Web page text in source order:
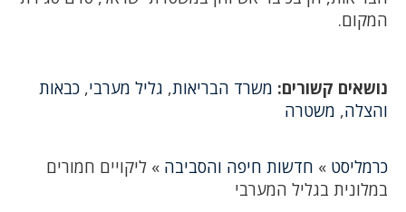
המקום.
נושאים קשורים: משרד הבריאות, גליל מערבי, כבאות
והצלה, משטרה
כרמליסט » חדשות חיפה והסביבה » ליקויים חמורים
במלונית בגליל המערבי